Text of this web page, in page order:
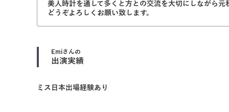
美人時計を通して多くと方との交流を大切にしながら
どうぞよろしくお願い致します。
Emiさんの
出演実績
ミス日本出場経験あり